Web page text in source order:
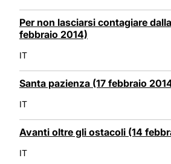
Per non lasciarsi contagiare
febbraio 2014)
IT
Santa pazienza (17 febbraio
IT
Avanti oltre gli ostacoli (14
IT